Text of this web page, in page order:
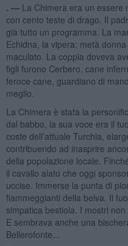
. — La Chimera era un essere
con cento teste di drago. Il
già tutto un programma. La
Echidna, la vipera: metà
maculato. La coppia doveva
figli furono Cerbero, cane
feroce cane, guardiano di
meglio.
La Chimera è stata la
dal babbo, la sua voce era il
coste dell’attuale Turchia,
contribuendo ad inasprire
della popolazione locale.
il cavallo alato che oggi
uccise. Immerse la punta di
fiammeggianti della belva. Il
simpatica bestiola. I mostri
E sembrava anche una
Bellerofonte...